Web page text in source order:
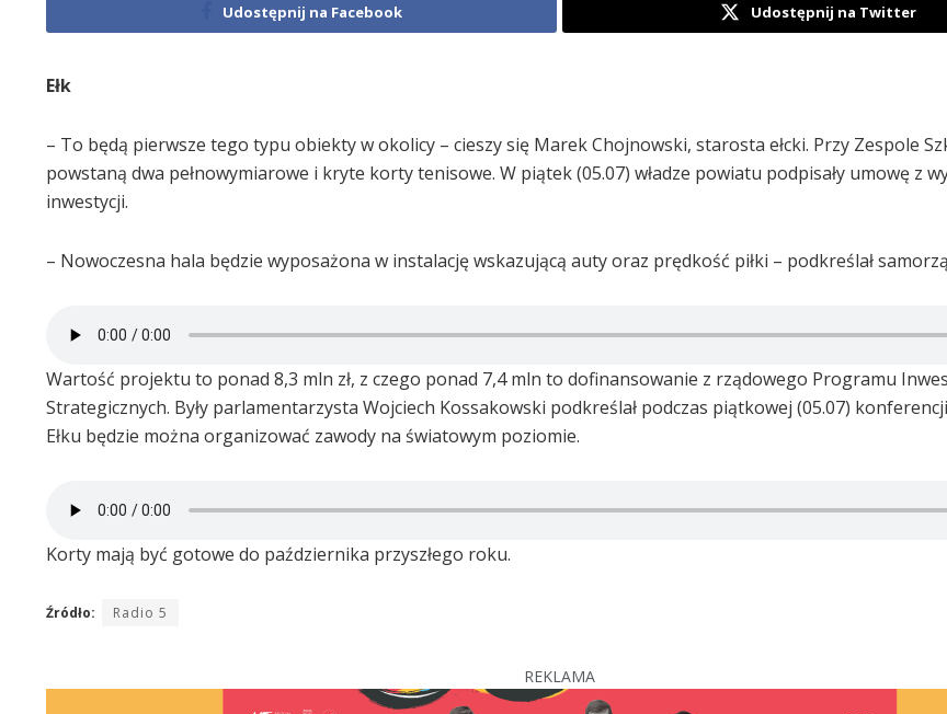
Udostępnij na Facebook Udostępnij na Twitter
Ełk
– To będą pierwsze tego typu obiekty w okolicy – cieszy się Marek Chojnowski, starosta ełcki. Przy Zespole
powstaną dwa pełnowymiarowe i kryte korty tenisowe. W piątek (05.07) władze powiatu podpisały umowę z
inwestycji.
– Nowoczesna hala będzie wyposażona w instalację wskazującą auty oraz prędkość piłki – podkreślał
Wartość projektu to ponad 8,3 mln zł, z czego ponad 7,4 mln to dofinansowanie z rządowego Programu
Strategicznych. Były parlamentarzysta Wojciech Kossakowski podkreślał podczas piątkowej (05.07)
Ełku będzie można organizować zawody na światowym poziomie.
Korty mają być gotowe do października przyszłego roku.
Źródło: Radio 5
REKLAMA